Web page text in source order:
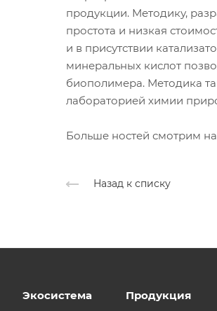
продукции. Методику,
простота и низкая
и в присутствии
минеральных кислот
биополимера. Методика
лабораторией химии
Больше ностей смотрим на
Назад к списку
Экосистема Продукция